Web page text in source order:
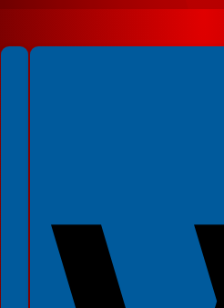
Spełniamy standardy WCAG 2.2
Spełniamy standardy W3C